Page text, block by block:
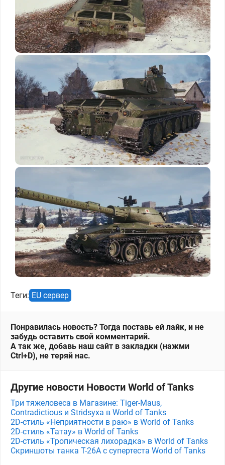
Теги: EU сервер
Понравилась новость? Тогда поставь ей лайк, и не
забудь оставить свой комментарий.
А так же, добавь наш сайт в закладки (нажми
Ctrl+D), не теряй нас.
Другие новости Новости World of Tanks
Три тяжеловеса в Магазине: Tiger-Maus,
Contradictious и Stridsyxa в World of Tanks
2D-стиль «Неприятности в раю» в World of Tanks
2D-стиль «Татау» в World of Tanks
2D-стиль «Тропическая лихорадка» в World of Tanks
Скриншоты танка T-26A с супертеста World of Tanks